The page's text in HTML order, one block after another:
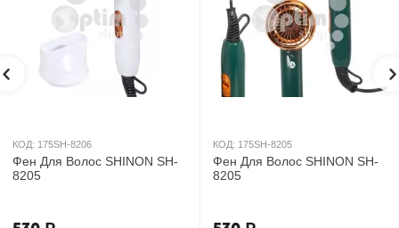
КОД: 175SH-8206
Фен Для Волос SHINON SH-
8205
КОД: 175SH-8205
Фен Для Волос SHINON SH-
8205